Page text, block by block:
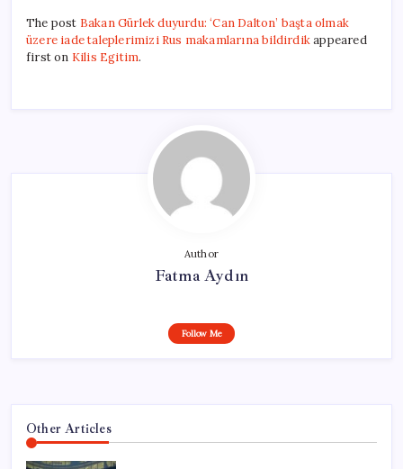
The post Bakan Gürlek duyurdu: ‘Can Dalton’ başta olmak
üzere iade taleplerimizi Rus makamlarına bildirdikappeared
first on Kilis Egitim.
Author
Fatma Aydın
Follow Me
Other Articles